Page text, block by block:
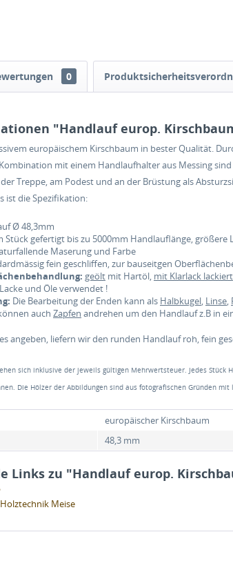
0
"Handlauf europ.
europäischem Kirschbaum in bester Qualität.
mit einem Handlaufhalter aus Messing
Treppe, am Podest und an der Brüstung als
ist die Spezifikation:
Ø 48,3mm
Stück gefertigt bis zu 5000mm Handlauflänge, größere
Maserung und Farbe
fein geschliffen, zur bauseitgen
geölt mit Hartöl, mit Klarlack lackiert
und Öle verwendet !
Die Bearbeitung der Enden kann als Halbkugel Linse
auch Zapfen andrehen um den Handlauf z.B in
angeben, liefern wir den runden Handlauf roh, fein
sich inklusive der jeweils gültigen Mehrwertsteuer. Jedes
Die Hölzer der Abbildungen sind aus fotografischen Gründen mit
europäischer Kirschbaum
48,3 mm
Links zu "Handlauf europ.
Meise